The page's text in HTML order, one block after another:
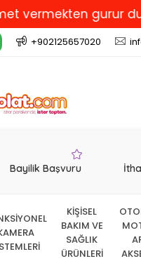
gurur
+902125657020
Bayilik Başvuru
KİŞİSEL
BAKIM VE
SAĞLIK
ÜRÜNLERİ